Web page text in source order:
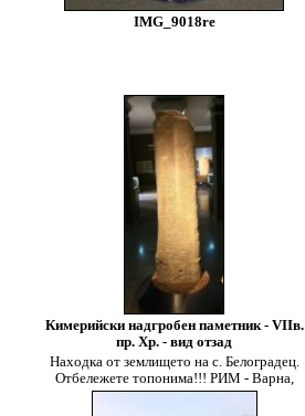
IMG_9018re
Кимерийски надгробен паметник - VIIв.
пр. Хр. - вид отзад
Находка от землището на с. Белоградец.
Отбележете топонима!!! РИМ - Варна,